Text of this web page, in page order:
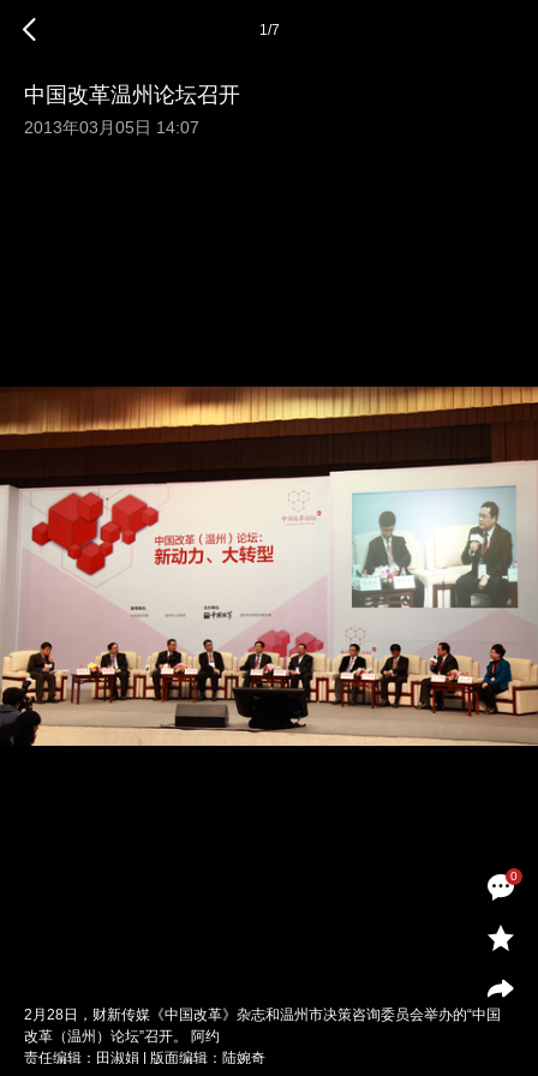
0
1/7
中国改革温州论坛召开
2013年03月05日 14:07
2月28日，财新传媒《中国改革》杂志和温州市决策咨询委员会举办的“中国
改革（温州）论坛”召开。 阿约
责任编辑：田淑娟 | 版面编辑：陆婉奇